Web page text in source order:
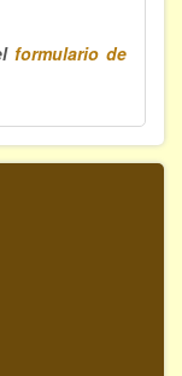
formulario de